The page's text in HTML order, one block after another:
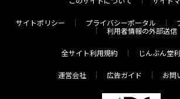
サイトポリシー プライバシーポータル
利用者情報の外部送信
全サイト利用規約 じんぶん堂
運営会社 広告ガイド お問